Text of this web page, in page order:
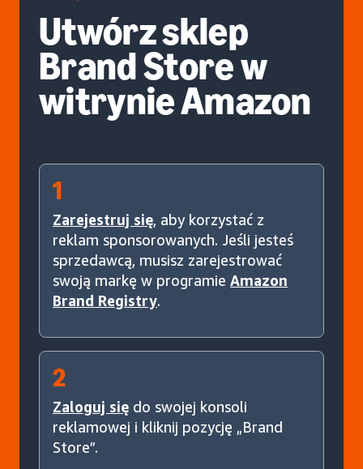
Utwórz sklep
Brand Store w
witrynie Amazon
1
Zarejestruj się, aby korzystać z
reklam sponsorowanych. Jeśli jesteś
sprzedawcą, musisz zarejestrować
swoją markę w programie Amazon
Brand Registry.
2
Zaloguj się do swojej konsoli
reklamowej i kliknij pozycję „Brand
Store”.